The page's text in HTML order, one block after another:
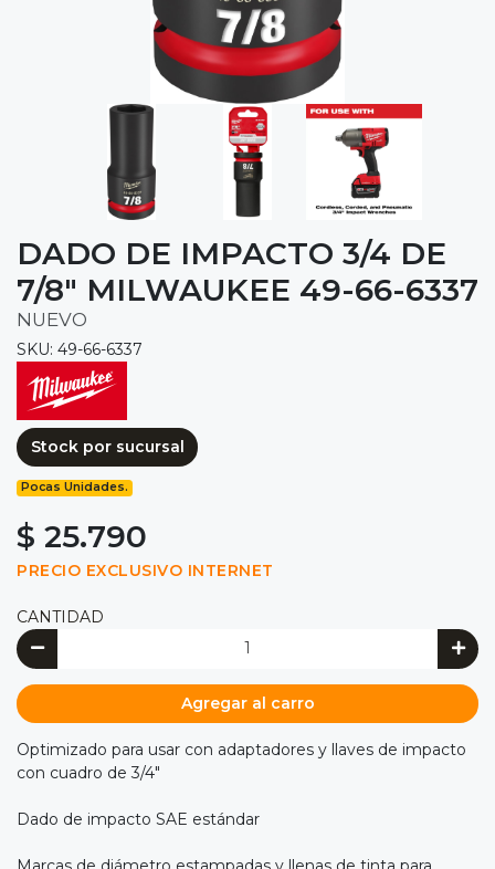
DADO DE IMPACTO 3/4 DE
7/8" MILWAUKEE 49-66-6337
NUEVO
SKU: 49-66-6337
Stock por sucursal
Pocas Unidades.
$ 25.790
PRECIO EXCLUSIVO INTERNET
CANTIDAD
Agregar al carro
Optimizado para usar con adaptadores y llaves de impacto
con cuadro de 3/4"
Dado de impacto SAE estándar